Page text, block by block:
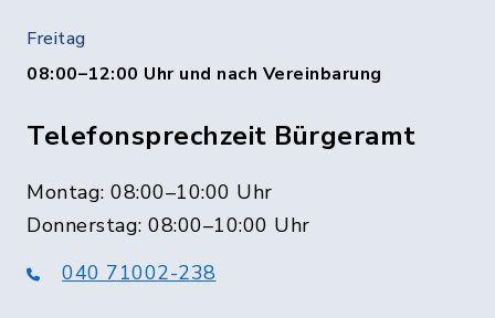
Freitag
08:00–12:00 Uhr und nach Vereinbarung
Telefonsprechzeit Bürgeramt
Montag: 08:00–10:00 Uhr
Donnerstag: 08:00–10:00 Uhr
040 71002-238